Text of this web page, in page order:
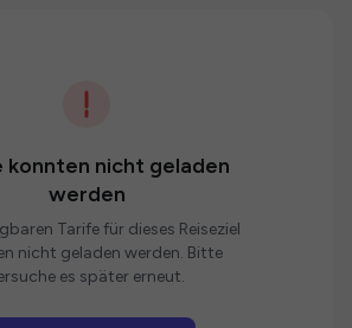
konnten nicht geladen
werden
Tarife für dieses Reiseziel
nicht geladen werden. Bitte
es später erneut.